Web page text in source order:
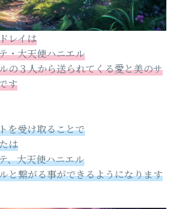
レイは
・大天使ハニエル
の３人から送られてくる愛と美のサ
す
を受け取ることで
は
、大天使ハニエル
と繋がる事ができるようになります